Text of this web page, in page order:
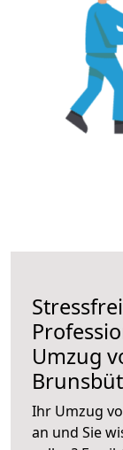
Umzug
Ihr Umzug
an und Sie